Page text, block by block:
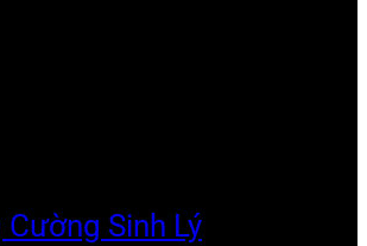
Cường Sinh Lý